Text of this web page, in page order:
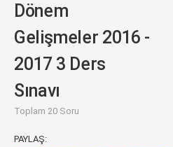
Dönem
Gelişmeler 2016 -
2017 3 Ders
Sınavı
Toplam 20 Soru
PAYLAŞ: